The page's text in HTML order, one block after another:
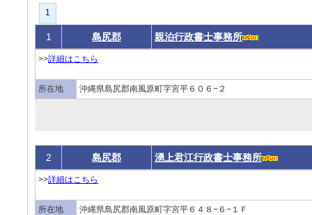
1
1 島尻郡 親泊行政書士事務所
>>詳細はこちら
所在地 沖縄県島尻郡南風原町字宮平６０６−２
2 島尻郡 湧上君江行政書士事務所
>>詳細はこちら
所在地 沖縄県島尻郡南風原町字宮平６４８−６−１Ｆ